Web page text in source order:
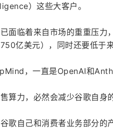
）这些大客户。
面临着来自市场的重重压力
亿美元），同时还要低于
，一直是OpenAI和
算力，必然会减少谷歌自身
歌自己和消费者业务部分的